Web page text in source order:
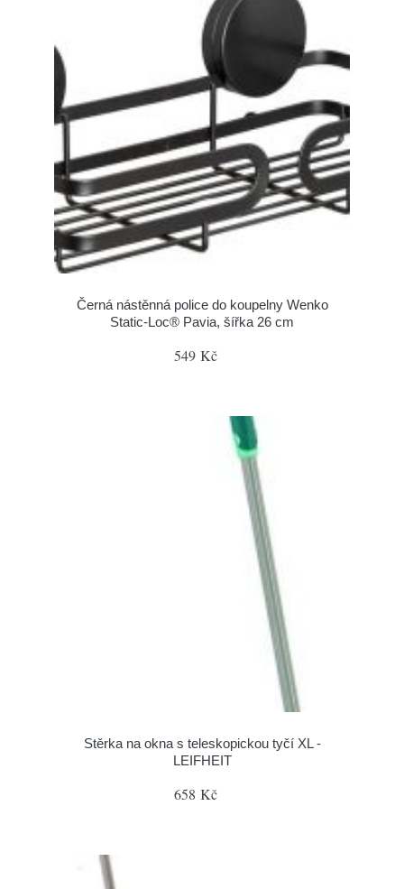
Černá nástěnná police do koupelny Wenko
Static-Loc® Pavia, šířka 26 cm
549 Kč
Stěrka na okna s teleskopickou tyčí XL -
LEIFHEIT
658 Kč